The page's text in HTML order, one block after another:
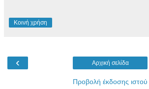
Κοινή χρήση
‹ Αρχική σελίδα
Προβολή έκδοσης ιστού